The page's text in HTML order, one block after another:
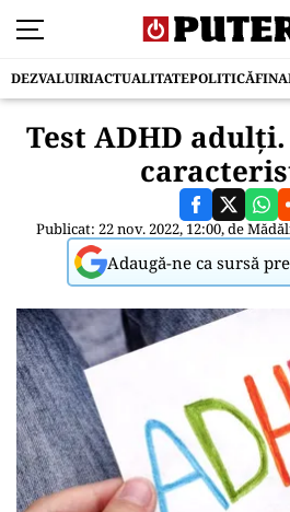
DEZVALUIRIACTUALITATEPOLITICĂ
Test ADHD
Publicat: 22 nov. 2022, 12:00, de
Adaugă-ne ca sursă